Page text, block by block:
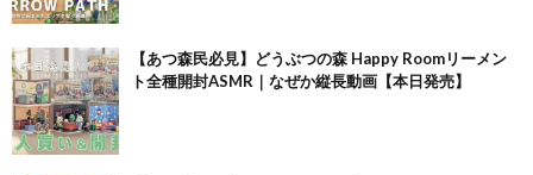
【あつ森民必見】どうぶつの森 Happy Roomリーメン
ト全種開封ASMR｜なぜか縦長動画【本日発売】